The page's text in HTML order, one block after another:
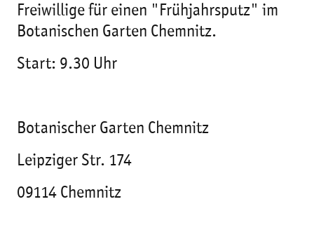
Freiwillige für einen "Frühjahrsputz" im
Botanischen Garten Chemnitz.
Start: 9.30 Uhr
Botanischer Garten Chemnitz
Leipziger Str. 174
09114 Chemnitz